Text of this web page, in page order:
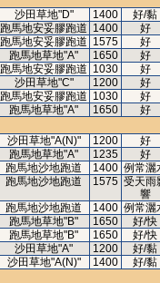
沙田草地"D" 1400 好/黏
跑馬地安妥膠跑道 1400 好
跑馬地安妥膠跑道 1575 好
跑馬地草地"A" 1650 好
跑馬地安妥膠跑道 1030 好
沙田草地"C" 1200 好
跑馬地安妥膠跑道 1030 好
跑馬地草地"A" 1650 好
沙田草地"A(N)" 1200 好
跑馬地草地"A" 1235 好
跑馬地沙地跑道 1400 例常灑
跑馬地沙地跑道 1575 受天雨
響
跑馬地沙地跑道 1400 例常灑
跑馬地草地"B" 1650 好/快
跑馬地草地"B" 1650 好/快
沙田草地"A" 1200 好/黏
沙田草地"A(N)" 1400 好/黏